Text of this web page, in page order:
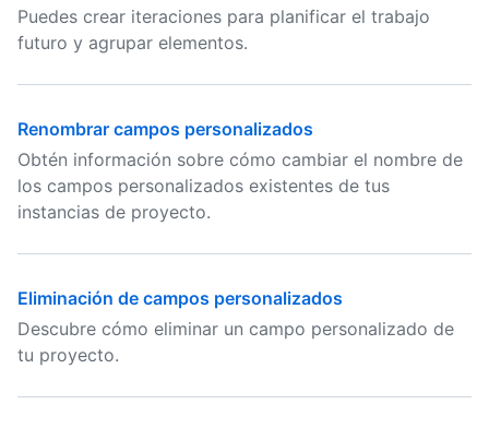
Puedes crear iteraciones para planificar el trabajo
futuro y agrupar elementos.
Renombrar campos personalizados
Obtén información sobre cómo cambiar el nombre de
los campos personalizados existentes de tus
instancias de proyecto.
Eliminación de campos personalizados
Descubre cómo eliminar un campo personalizado de
tu proyecto.